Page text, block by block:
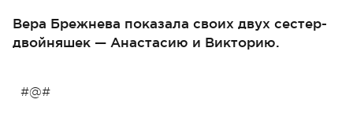
Вера Брежнева показала своих двух сестер-
двойняшек — Анастасию и Викторию.
#@#